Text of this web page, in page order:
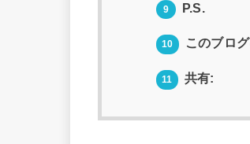
9 P.S.
10 このブロ
11 共有: